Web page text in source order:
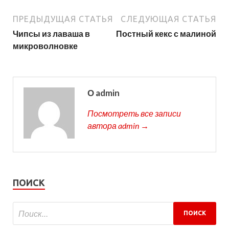
ПРЕДЫДУЩАЯ СТАТЬЯ
Чипсы из лаваша в
микроволновке
СЛЕДУЮЩАЯ СТАТЬЯ
Постный кекс с малиной
О admin
Посмотреть все записи
автора admin →
ПОИСК